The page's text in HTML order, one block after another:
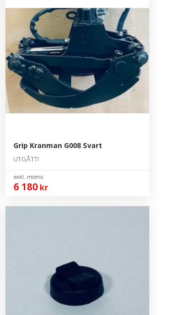
Grip Kranman G008 Svart
UTGÅTT!
6 180 kr